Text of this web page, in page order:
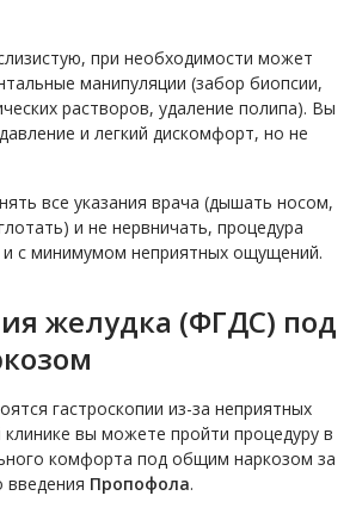
при необходимости может
манипуляции (забор биопсии,
растворов, удаление полипа). Вы
и легкий дискомфорт, но не
все указания врача (дышать носом,
и не нервничать, процедура
и с минимумом неприятных ощущений.
желудка (ФГДС) под
гастроскопии из-за неприятных
вы можете пройти процедуру в
комфорта под общим наркозом за
введения Пропофола.